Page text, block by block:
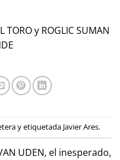
TORO y ROGLIC SUMAN
y etiquetada Javier Ares.
UDEN, el inesperado,